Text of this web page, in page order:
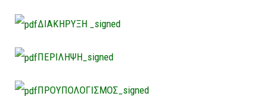
ΔΙΑΚΗΡΥΞΗ _signed
ΠΕΡΙΛΗΨΗ_signed
ΠΡΟΥΠΟΛΟΓΙΣΜΟΣ_signed